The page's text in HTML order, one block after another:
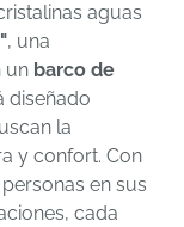
aguas
, una
un barco de
diseñado
la
y confort. Con
en sus
cada